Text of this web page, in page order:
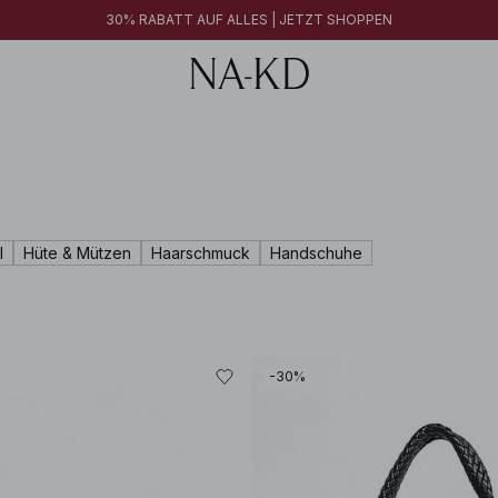
30% RABATT AUF ALLES | JETZT SHOPPEN
Hüte & Mützen Haarschmuck Handschuhe
-30%